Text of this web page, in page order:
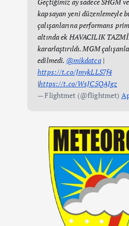
kapsayan yeni düzenlemeyle
çalışanlarına performans
altında ek HAVACILIK
kararlaştırıldı. MGM
edilmedi. @mikdatca|
https://t.co/JmykLLS7f4
|https://t.co/WsJC5QAJgz
— Flightmet (@flightmet)